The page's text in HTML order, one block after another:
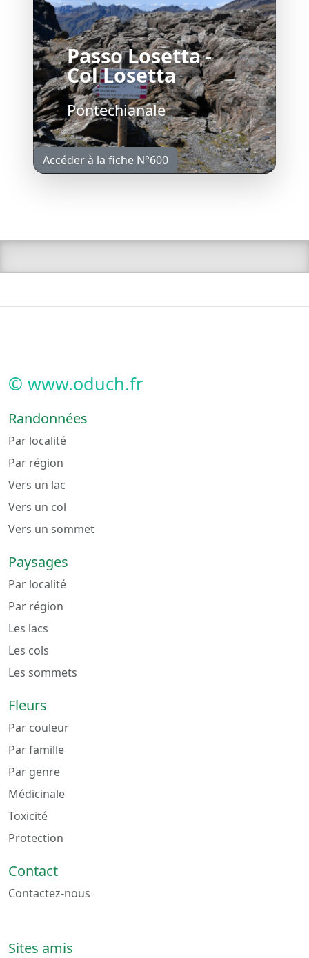
Passo Losetta -
Col Losetta
Pontechianale
Accéder à la fiche N°600
© www.oduch.fr
Randonnées
Par localité
Par région
Vers un lac
Vers un col
Vers un sommet
Paysages
Par localité
Par région
Les lacs
Les cols
Les sommets
Fleurs
Par couleur
Par famille
Par genre
Médicinale
Toxicité
Protection
Contact
Contactez-nous
Sites amis